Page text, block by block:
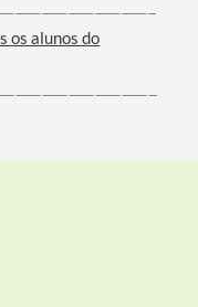
os alunos do